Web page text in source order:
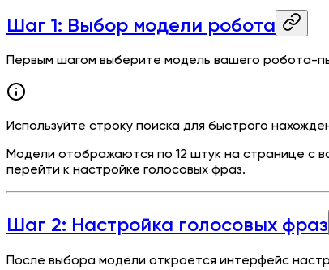
Шаг 1: Выбор модели робота
Первым шагом выберите модель вашего робота-
Используйте строку поиска для быстрого
Модели отображаются по 12 штук на странице с
перейти к настройке голосовых фраз.
Шаг 2: Настройка голосовых фраз
После выбора модели откроется интерфейс